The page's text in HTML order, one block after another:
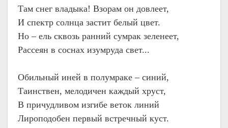
Там снег владыка! Взорам он довлеет,
И спектр солнца застит белый цвет.
Но – ель сквозь ранний сумрак зеленеет,
Рассеян в соснах изумруда свет...
Обильный иней в полумраке – синий,
Таинствен, мелодичен каждый хруст,
В причудливом изгибе веток линий
Лироподобен первый встречный куст.